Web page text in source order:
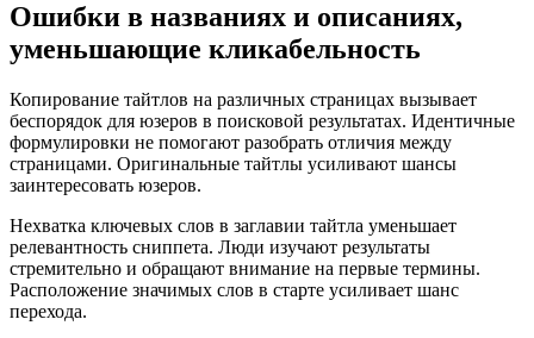
Ошибки в названиях и описаниях,
уменьшающие кликабельность
Копирование тайтлов на различных страницах вызывает
беспорядок для юзеров в поисковой результатах. Идентичные
формулировки не помогают разобрать отличия между
страницами. Оригинальные тайтлы усиливают шансы
заинтересовать юзеров.
Нехватка ключевых слов в заглавии тайтла уменьшает
релевантность сниппета. Люди изучают результаты
стремительно и обращают внимание на первые термины.
Расположение значимых слов в старте усиливает шанс
перехода.